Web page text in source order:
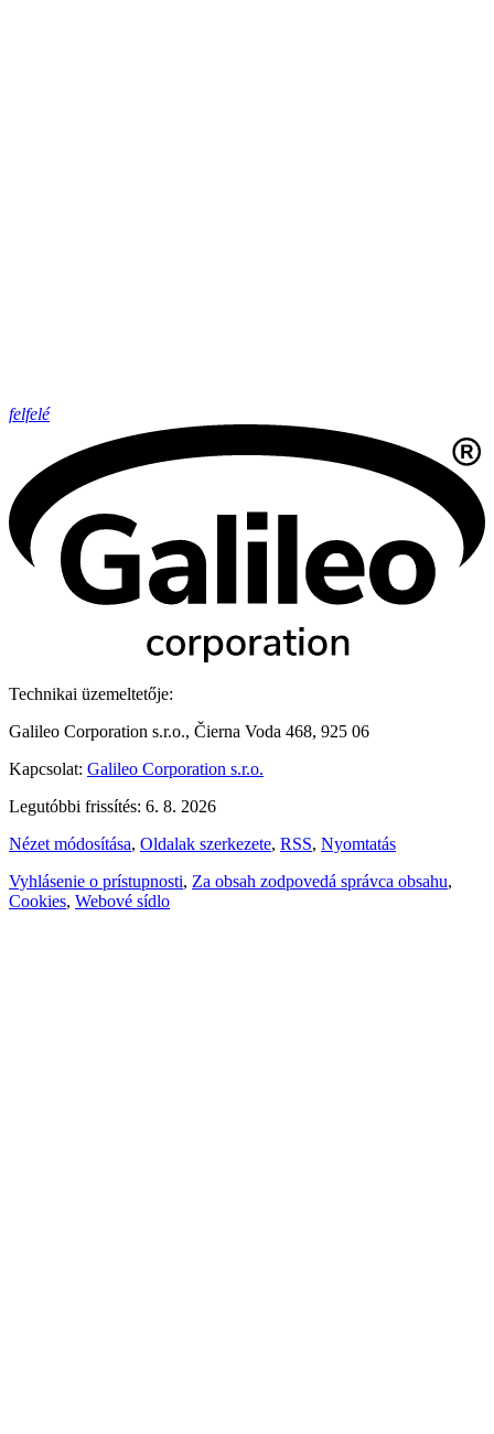
felfelé
Technikai üzemeltetője:
Galileo Corporation s.r.o., Čierna Voda 468, 925 06
Kapcsolat: Galileo Corporation s.r.o.
Legutóbbi frissítés: 6. 8. 2026
Nézet módosítása, Oldalak szerkezete, RSS, Nyomtatás
Vyhlásenie o prístupnosti, Za obsah zodpovedá správca obsahu,
Cookies, Webové sídlo